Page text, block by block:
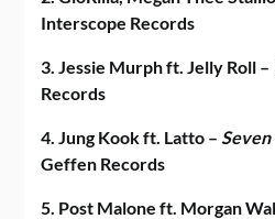
Interscope Records
3. Jessie Murph ft. Jelly Roll –
Records
4. Jung Kook ft. Latto – Seven
Geffen Records
5. Post Malone ft. Morgan